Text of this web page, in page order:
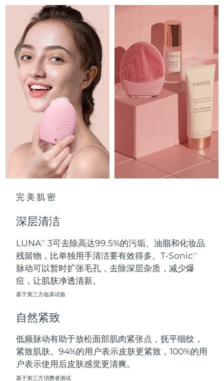
完美肌密
深层清洁
LUNATM
3可去除高达99.5%的污垢、油脂和化妆品
残留物，比单独用手清洁要有效得多。T-SonicTM
脉动可以暂时扩张毛孔，去除深层杂质，减少爆
痘，让肌肤净透清新。
基于第三方临床试验
自然紧致
低频脉动有助于放松面部肌肉紧张点，抚平细纹，
紧致肌肤。94%的用户表示皮肤更紧致，100%的用
户表示使用后皮肤感觉更清爽。
基于第三方消费者测试
墨西哥 8/12/26
摩纳哥 预计送达日期
荷兰 预计送达日期 8/8/26
新西兰 预计送达日期 8/8/26
挪威 8/8/26
8/11/26
菲律宾 预计送达日期 8/11/26
波兰 预计送达日期8/9/26
葡萄牙
波多黎各
卡塔尔 预计送达日期 8/9/26
留尼汪 预计送达日期 8/13/26
罗马尼亚
俄罗斯
沙特阿拉伯 预计送达日期8/9/26
新加坡